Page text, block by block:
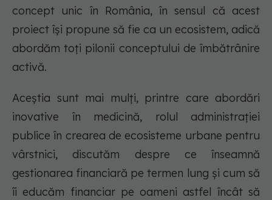
concept unic în România, în sensul că acest
proiect își propune să fie ca un ecosistem, adică
abordăm toți pilonii conceptului de îmbătrânire
activă.
Aceștia sunt mai mulți, printre care abordări
inovative în medicină, rolul administrației
publice în crearea de ecosisteme urbane pentru
vârstnici, discutăm despre ce înseamnă
gestionarea financiară pe termen lung și cum să
îi educăm financiar pe oameni astfel încât să